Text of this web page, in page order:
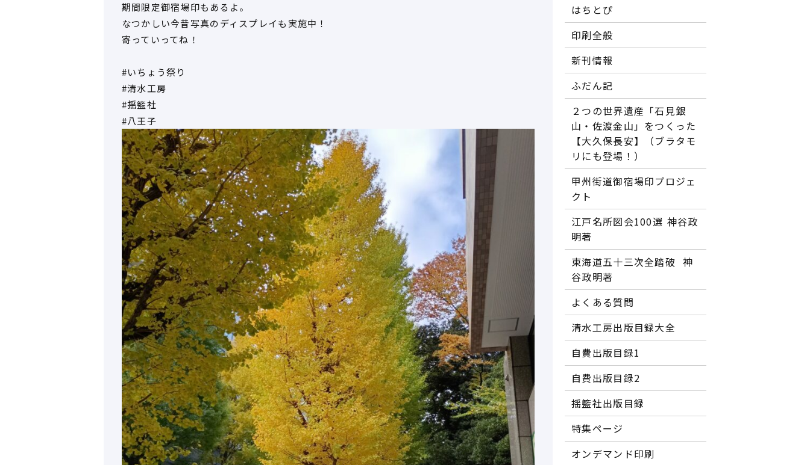
期間限定御宿場印もあるよ。
なつかしい今昔写真のディスプレイも実施中！
寄っていってね！
#いちょう祭り
#清水工房
#揺籃社
#八王子
はちとぴ
印刷全般
新刊情報
ふだん記
２つの世界遺産「石見銀
山・佐渡金山」をつくった
【大久保長安】（ブラタモ
リにも登場！）
甲州街道御宿場印プロジェ
クト
江戸名所図会100選―― 神谷政
明著
東海道五十三次全踏破 ―― 神
谷政明著
よくある質問
清水工房出版目録大全
自費出版目録1
自費出版目録2
揺籃社出版目録
特集ページ
オンデマンド印刷